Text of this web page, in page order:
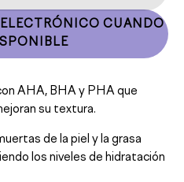
CUANDO
AHA, BHA y PHA que
su textura.
de la piel y la grasa
los niveles de hidratación